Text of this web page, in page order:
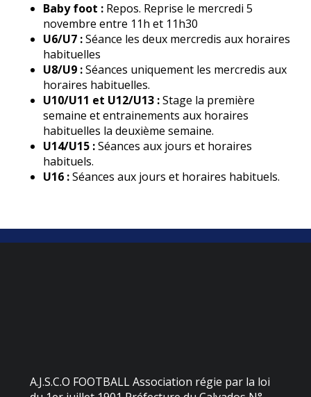
Baby foot : Repos. Reprise le mercredi 5
novembre entre 11h et 11h30
U6/U7 :Séance les deux mercredis aux horaires
habituelles
U8/U9 :Séances uniquement les mercredis aux
horaires habituelles.
U10/U11 et U12/U13 :Stage la première
semaine et entrainements aux horaires
habituelles la deuxième semaine.
U14/U15 :Séances aux jours et horaires
habituels.
U16 :Séances aux jours et horaires habituels.
A.J.S.C.O FOOTBALL Association régie par la loi